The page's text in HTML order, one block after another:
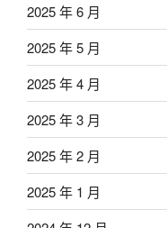
2025 年 6 月
2025 年 5 月
2025 年 4 月
2025 年 3 月
2025 年 2 月
2025 年 1 月